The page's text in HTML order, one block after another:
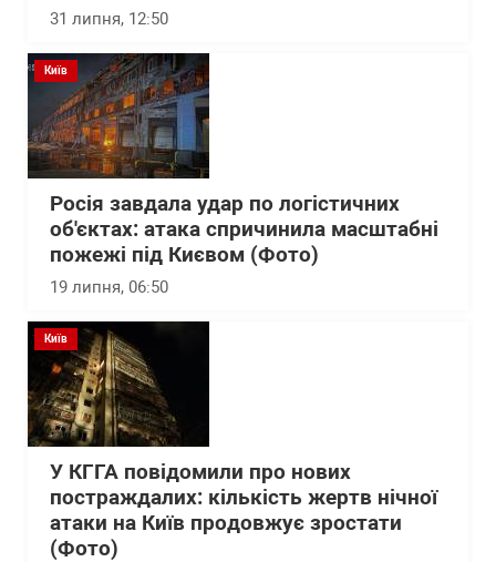
31 липня, 12:50
Київ
Росія завдала удар по логістичних
об'єктах: атака спричинила масштабні
пожежі під Києвом (Фото)
19 липня, 06:50
Київ
У КГГА повідомили про нових
постраждалих: кількість жертв нічної
атаки на Київ продовжує зростати
(Фото)